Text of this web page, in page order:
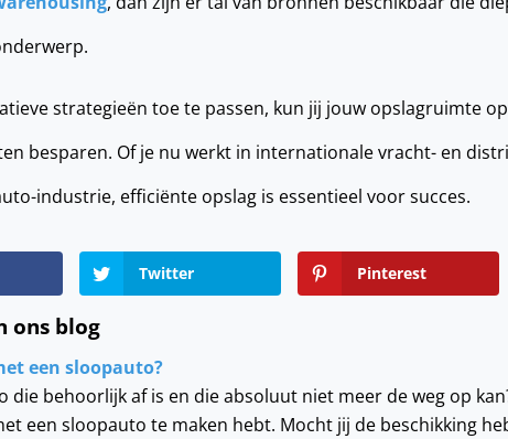
strategieën toe te passen, kun jij jouw opslagruimte
besparen. Of je nu werkt in internationale vracht- en
industrie, efficiënte opslag is essentieel voor succes.
Twitter Pinterest
ons blog
een sloopauto?
die behoorlijk af is en die absoluut niet meer de weg op
een sloopauto te maken hebt. Mocht jij de beschikking